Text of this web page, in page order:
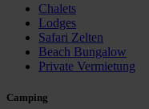
Chalets
Lodges
Safari Zelten
Beach Bungalow
Private Vermietung
Camping